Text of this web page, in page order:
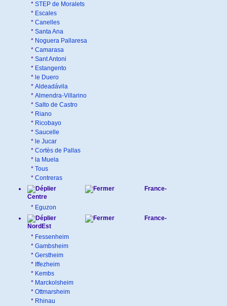
* STEP de Moralets
* Escales
* Canelles
* Santa Ana
* Noguera Pallaresa
* Camarasa
* Sant Antoni
* Estangento
* le Duero
* Aldeadávila
* Almendra-Villarino
* Salto de Castro
* Riano
* Ricobayo
* Saucelle
* le Jucar
* Cortès de Pallas
* la Muela
* Tous
* Contreras
France-
Centre
* Eguzon
France-
NordEst
* Fessenheim
* Gambsheim
* Gerstheim
* Iffezheim
* Kembs
* Marckolsheim
* Ottmarsheim
* Rhinau